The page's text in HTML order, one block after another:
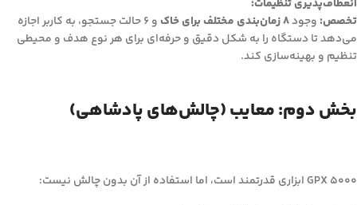
انعطاف‌پذیری تنظیمات:
تخصص: وجود8 زمان‌بندی مختلف برای خاک
و 6 حالت جستجو، به کاربر اجازه
می‌دهد تا دستگاه را به شکل دقیق و حرفه‌ای برای هر نوع هدف و محیطی
تنظیم و بهینه‌سازی کند.
بخش دوم: معایب (چالش‌های پادشاهی)
GPX 5000 ابزاری قدرتمند است، اما استفاده از آن بدون چالش نیست: